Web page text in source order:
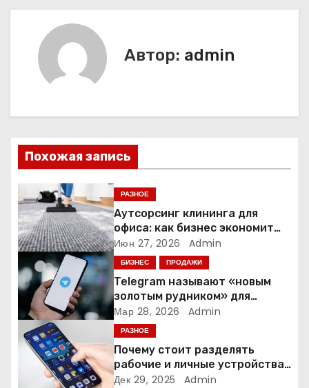
ц
и
я
п
о
з
а
п
и
Автор: admin
Похожая запись
РАЗНОЕ
Аутсорсинг клининга для
офиса: как бизнес экономит
время и деньги на уборке
Июн 27, 2026 Admin
БИЗНЕС ПРОДАЖИ
Telegram называют «новым
золотым рудником» для
креаторов: как блогеры
создают онлайн-бизнес
Мар 28, 2026 Admin
РАЗНОЕ
Почему стоит разделять
рабочие и личные устройства
— и чем опасно всё смешивать
Дек 29, 2025 Admin